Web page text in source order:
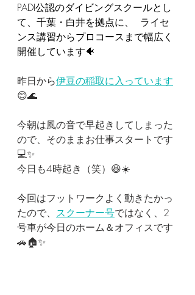
PADI公認のダイビングスクールとし
て、千葉・白井を拠点に、  ライセ
ンス講習からプロコースまで幅広く
開催しています🐠
昨日から伊豆の稲取に入っています
😊🌊
今朝は風の音で早起きしてしまった
ので、そのままお仕事スタートです
💻✨
今日も4時起き（笑）😆☀️
今回はフットワークよく動きたかっ
たので、 スクーナー号ではなく、2
号車が今日のホーム＆オフィスです
🚗🏠✨